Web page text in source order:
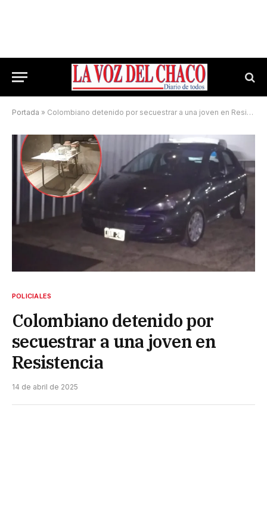
Portada » Colombiano detenido por secuestrar a una joven en Resistencia
POLICIALES
Colombiano detenido por
secuestrar a una joven en
Resistencia
14 de abril de 2025